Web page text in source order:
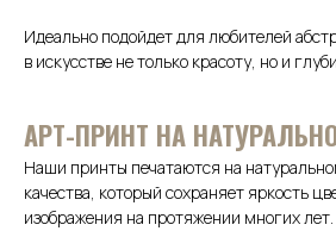
Идеально подойдет для любителей
в искусстве не только красоту, но и
АРТ-ПРИНТ НА
Наши принты печатаются на
качества, который сохраняет яркость
изображения на протяжении многих лет.